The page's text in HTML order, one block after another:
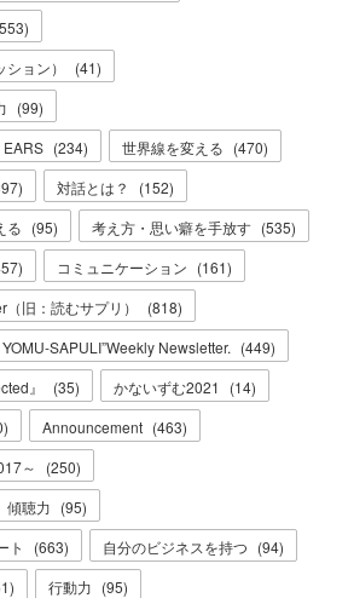
553)
ョン）
(41)
(99)
(234) 世界線を変える (470)
) 対話とは？ (152)
る (95) 考え方・思い癖を手放す (535)
) コミュニケーション (161)
旧：読むサプリ）
(818)
SAPULI”Weekly Newsletter. (449)
』
(35) かないずむ2021 (14)
) Announcement (463)
～
(250)
傾聴力 (95)
ト
(663) 自分のビジネスを持つ (94)
) 行動力 (95)